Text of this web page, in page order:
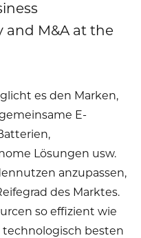
and M&A at the
es den Marken,
E-
Lösungen usw.
anzupassen,
des Marktes.
so effizient wie
besten